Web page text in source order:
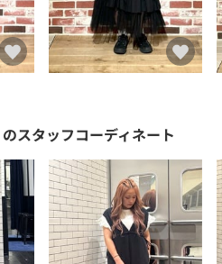
のスタッフコーディネート